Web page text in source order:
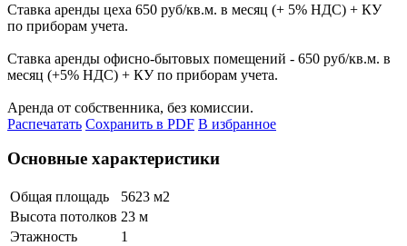
Ставка аренды цеха 650 руб/кв.м. в месяц (+ 5% НДС) + КУ
по приборам учета.
Ставка аренды офисно-бытовых помещений - 650 руб/кв.м. в
месяц (+5% НДС) + КУ по приборам учета.
Аренда от собственника, без комиссии.
Распечатать Сохранить в PDF В избранное
Основные характеристики
Общая площадь 5623 м2
Высота потолков 23 м
Этажность
1